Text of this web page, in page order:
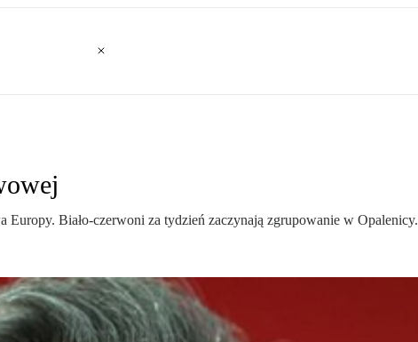
Europy. Biało-czerwoni za tydzień zaczynają zgrupowanie w Opalenicy.